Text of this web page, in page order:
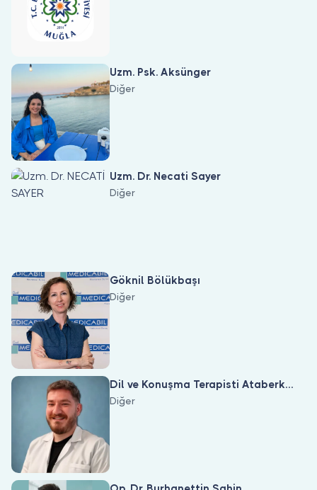
Uzm. Psk. Aksünger
Diğer
Uzm. Dr. Necati Sayer
Diğer
Göknil Bölükbaşı
Diğer
Dil ve Konuşma Terapisti Ataberk
Gür
Diğer